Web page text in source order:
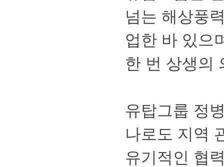
넘는해상풍
업한바있으
한번상생의
유탑그룹정
나로도지역
유기적인협